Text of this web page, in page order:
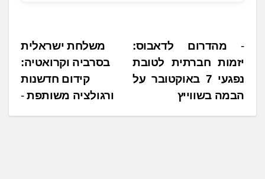
נ
י
ו
משלחת ישראלית
בסרביה וקרואטיה:
קידום חדשנות
ורגולציה משותפת
מהדרום לדאבוס:
יזמות חברתית לטובת
נפגעי 7 באוקטובר על
הבמה בשווייץ